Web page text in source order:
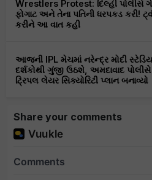
Wrestlers Protest: દિલ્હી પોલીસે
ફોગાટ અને તેના પતિની ધરપકડ કરી!
કરીને આ વાત કહી
આજની IPL મેચમાં નરેન્દ્ર મોદી
દર્શકોથી ગુંજી ઉઠશે, અમદાવાદ પોલીસે
ટ્રિપલ લેયર સિક્યોરિટી પ્લાન બનાવ્યો
Share your comments